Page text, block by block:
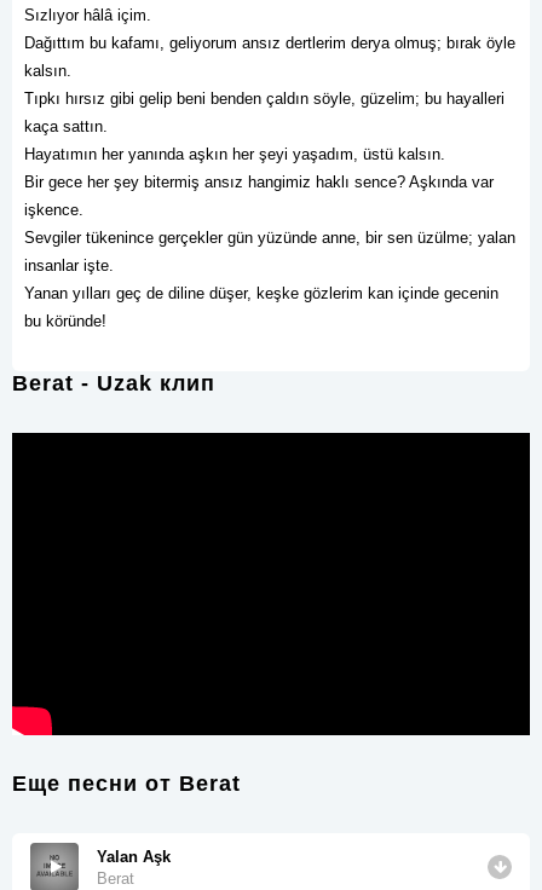
Sızlıyor hâlâ içim.
Dağıttım bu kafamı, geliyorum ansız dertlerim derya olmuş; bırak öyle
kalsın.
Tıpkı hırsız gibi gelip beni benden çaldın söyle, güzelim; bu hayalleri
kaça sattın.
Hayatımın her yanında aşkın her şeyi yaşadım, üstü kalsın.
Bir gece her şey bitermiş ansız hangimiz haklı sence? Aşkında var
işkence.
Sevgiler tükenince gerçekler gün yüzünde anne, bir sen üzülme; yalan
insanlar işte.
Yanan yılları geç de diline düşer, keşke gözlerim kan içinde gecenin
bu köründe!
Berat - Uzak клип
Еще песни от Berat
Yalan Aşk
Berat